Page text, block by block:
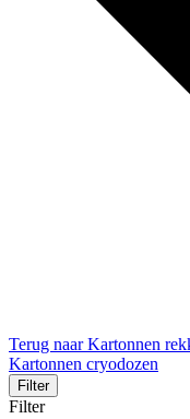
Terug naar Kartonnen
Kartonnen cryodozen
Filter
Filter